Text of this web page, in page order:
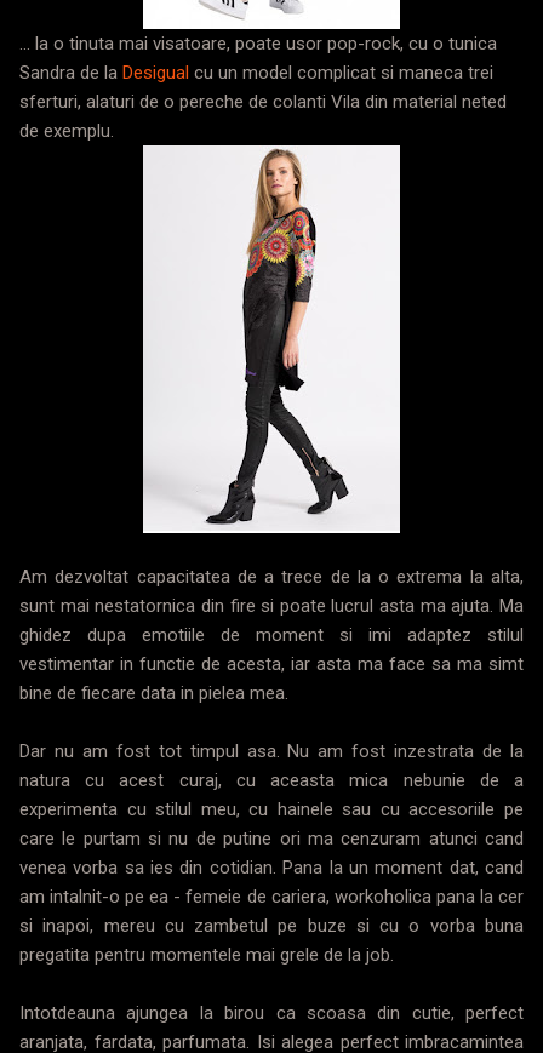
... la o tinuta mai visatoare, poate usor pop-rock, cu o tunica
Sandra de la Desigual cu un model complicat si maneca trei
sferturi, alaturi de o pereche de colanti Vila din material neted
de exemplu.
Am dezvoltat capacitatea de a trece de la o extrema la alta,
sunt mai nestatornica din fire si poate lucrul asta ma ajuta. Ma
ghidez dupa emotiile de moment si imi adaptez stilul
vestimentar in functie de acesta, iar asta ma face sa ma simt
bine de fiecare data in pielea mea.
Dar nu am fost tot timpul asa. Nu am fost inzestrata de la
natura cu acest curaj, cu aceasta mica nebunie de a
experimenta cu stilul meu, cu hainele sau cu accesoriile pe
care le purtam si nu de putine ori ma cenzuram atunci cand
venea vorba sa ies din cotidian. Pana la un moment dat, cand
am intalnit-o pe ea - femeie de cariera, workoholica pana la cer
si inapoi, mereu cu zambetul pe buze si cu o vorba buna
pregatita pentru momentele mai grele de la job.
Intotdeauna ajungea la birou ca scoasa din cutie, perfect
aranjata, fardata, parfumata. Isi alegea perfect imbracamintea